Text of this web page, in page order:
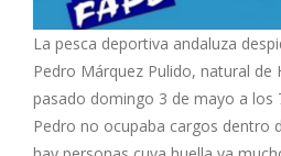
La pesca deportiva andaluza
Pedro Márquez Pulido, natural de
pasado domingo 3 de mayo a los
Pedro no ocupaba cargos dentro